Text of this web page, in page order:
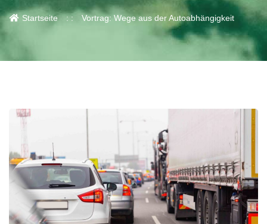
Startseite Vortrag: Wege aus der Autoabhängigkeit